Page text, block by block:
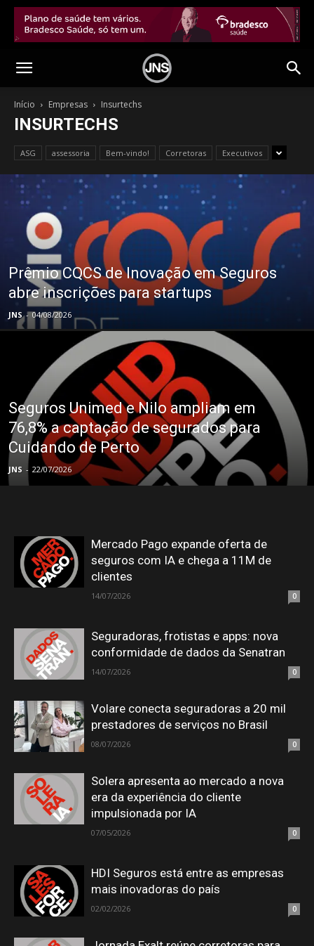
Início Empresas Insurtechs
INSURTECHS
ASG assessoria Bem-vindo! Corretoras Executivos
Prêmio CQCS de Inovação em Seguros
abre inscrições para startups
JNS - 04/08/2026
Seguros Unimed e Nilo ampliam em
76,8% a captação de segurados para
Cuidando de Perto
JNS - 22/07/2026
Mercado Pago expande oferta de
seguros com IA e chega a 11M de
clientes
14/07/2026 0
Seguradoras, frotistas e apps: nova
conformidade de dados da Senatran
14/07/2026 0
Volare conecta seguradoras a 20 mil
prestadores de serviços no Brasil
08/07/2026 0
Solera apresenta ao mercado a nova
era da experiência do cliente
impulsionada por IA
07/05/2026 0
HDI Seguros está entre as empresas
mais inovadoras do país
02/02/2026 0